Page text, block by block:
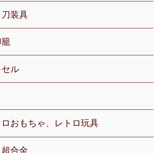
装具
ル
おもちゃ、レトロ玩具
合金